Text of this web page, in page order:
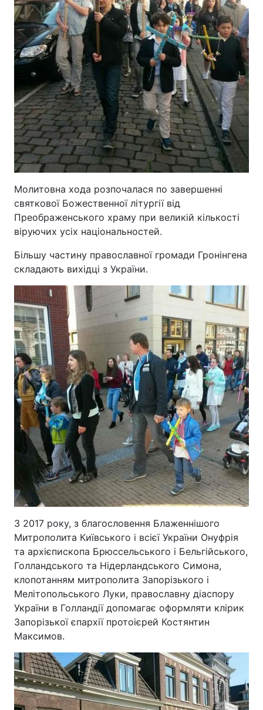
Молитовна хода розпочалася по завершенні
святкової Божественної літургії від
Преображенського храму при великій кількості
віруючих усіх національностей.
Більшу частину православної громади Гронінгена
складають вихідці з України.
З 2017 року, з благословення Блаженнішого
Митрополита Київського і всієї України Онуфрія
та архієпископа Брюссельського і Бельгійського,
Голландського та Нідерландського Симона,
клопотанням митрополита Запорізького і
Мелітопольського Луки, православну діаспору
України в Голландії допомагає оформляти клірик
Запорізької єпархії протоієрей Костянтин
Максимов.